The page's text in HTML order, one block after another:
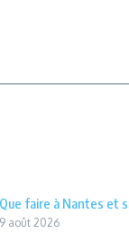
Que faire à Nantes et
9 août 2026